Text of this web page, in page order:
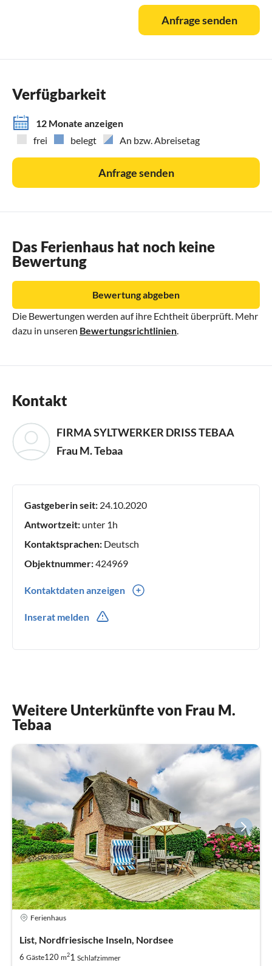
Anfrage senden
Verfügbarkeit
12 Monate anzeigen
frei
belegt An bzw. Abreisetag
Anfrage senden
Das Ferienhaus hat noch keine
Bewertung
Die Bewertungen werden auf ihre Echtheit überprüft. Mehr
dazu in unseren Bewertungsrichtlinien
Bewertung abgeben
Kontakt
FIRMA SYLTWERKER DRISS TEBAA
Frau M. Tebaa
Gastgeberin seit: 24.10.2020
Antwortzeit: unter 1h
Kontaktsprachen: Deutsch
Objektnummer:424969
Kontaktdaten anzeigen
Inserat melden
Weitere Unterkünfte von Frau M.
Tebaa
Ferienhaus
List, Nordfriesische Inseln, Nordsee
6 Gäste120 m21 Schlafzimmer